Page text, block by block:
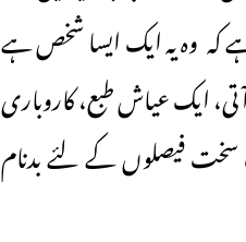
کہ وہ یہ ایک ایسا شخص ہے
ایک عیاش طبع، کاروباری
سخت فیصلوں کے لئے بدنام